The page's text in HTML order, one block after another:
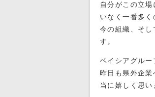
自分がこの立
いなく一番多く
今の組織、そ
す。
ベイシアグルー
昨日も県外企
当に嬉しく思い